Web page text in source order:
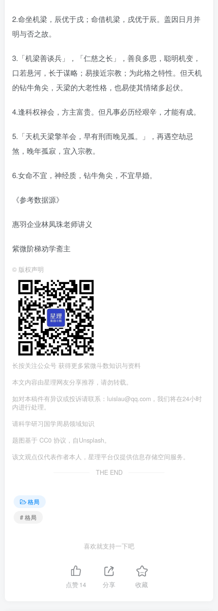
2.命坐机梁，辰优于戌；命借机梁，戌优于辰。盖因日月并
明与否之故。
3.「机梁善谈兵」，「仁慈之长」，善良多思，聪明机变，
口若悬河，长于谋略；易接近宗教；为此格之特性。但天机
的钻牛角尖，天梁的大老性格，也易使其情绪多起伏。
4.逢科权禄会，方主富贵。但凡事必历经艰辛，才能有成。
5.「天机天梁擎羊会，早有刑而晚见孤。」，再遇空劫忌
煞，晚年孤寂，宜入宗教。
6.女命不宜，神经质，钻牛角尖，不宜早婚。
《参考数据源》
惠羽企业林凤珠老师讲义
紫微阶梯劝学斋主
© 版权声明
长按关注公众号 获得更多紫微斗数知识与资料
本文内容由星理网友分享推荐，请勿转载。
如对本稿件有异议或投诉请联系：luislau@qq.com，我们将在24小时
内进行处理。
请科学研习国学周易领域知识
题图基于 CC0 协议，自Unsplash。
该文观点仅代表作者本人，星理平台仅提供信息存储空间服务。
THE END
格局
# 格局
喜欢就支持一下吧
点赞14 分享 收藏